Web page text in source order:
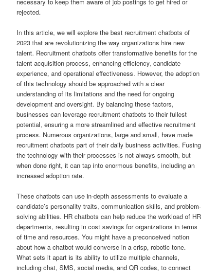
rejected.
In this article, we will explore the best recruitment chatbots of
2023 that are revolutionizing the way organizations hire new
talent. Recruitment chatbots offer transformative benefits for the
talent acquisition process, enhancing efficiency, candidate
experience, and operational effectiveness. However, the adoption
of this technology should be approached with a clear
understanding of its limitations and the need for ongoing
development and oversight. By balancing these factors,
businesses can leverage recruitment chatbots to their fullest
potential, ensuring a more streamlined and effective recruitment
process. Numerous organizations, large and small, have made
recruitment chatbots part of their daily business activities. Fusing
the technology with their processes is not always smooth, but
when done right, it can tap into enormous benefits, including an
increased adoption rate.
These chatbots can use in-depth assessments to evaluate a
candidate’s personality traits, communication skills, and problem-
solving abilities. HR chatbots can help reduce the workload of HR
departments, resulting in cost savings for organizations in terms
of time and resources. You might have a preconceived notion
about how a chatbot would converse in a crisp, robotic tone.
What sets it apart is its ability to utilize multiple channels,
including chat, SMS, social media, and QR codes, to connect